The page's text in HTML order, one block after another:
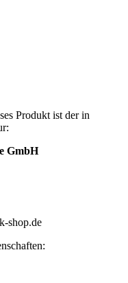
Produkt ist der in
GmbH
shop.de